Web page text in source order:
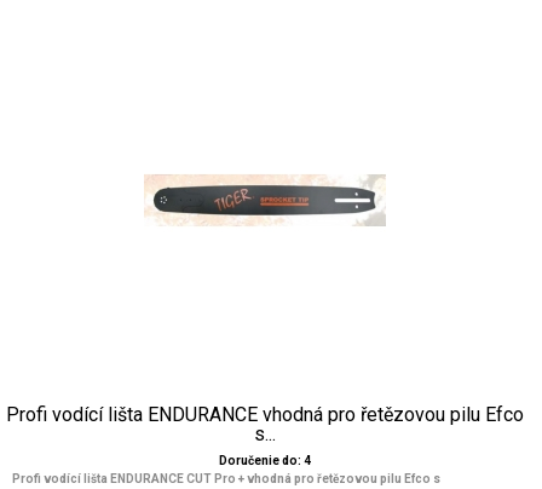
Profi vodící lišta ENDURANCE vhodná pro řetězovou pilu Efco
s...
Doručenie do: 4
Profi vodící lišta ENDURANCE CUT Pro + vhodná pro řetězovou pilu Efco s